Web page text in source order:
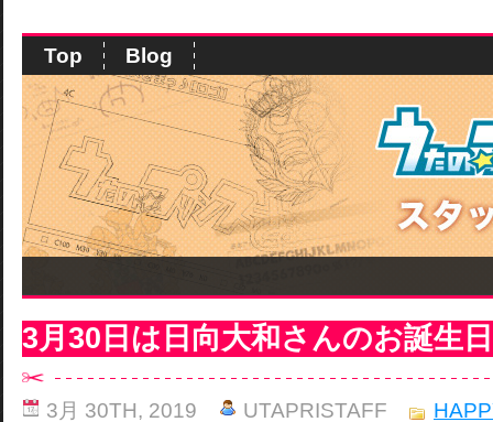
Top Blog
3月30日は日向大和さんのお誕生
3月 30TH, 2019 UTAPRISTAFF